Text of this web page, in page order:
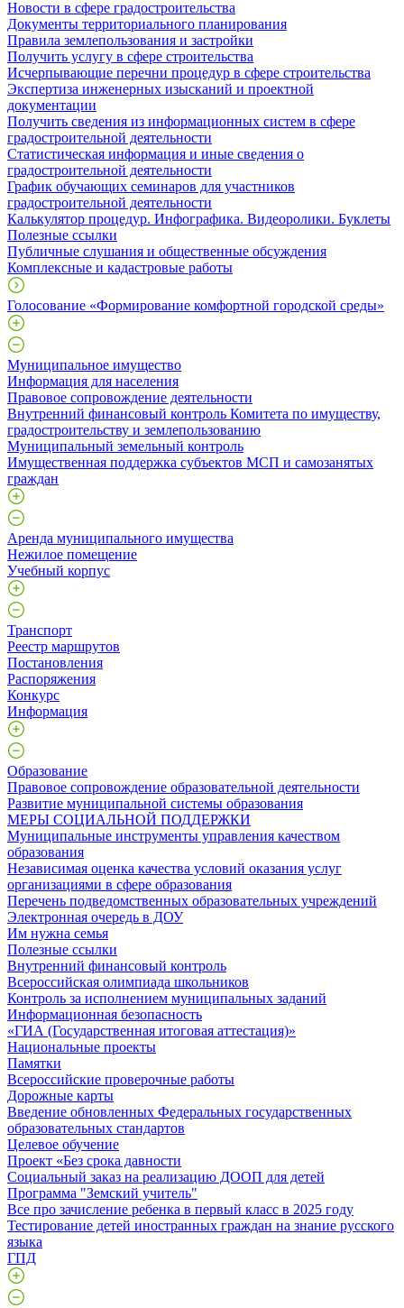
Новости в сфере градостроительства
Документы территориального планирования
Правила землепользования и застройки
Получить услугу в сфере строительства
Исчерпывающие перечни процедур в сфере строительства
Экспертиза инженерных изысканий и проектной
документации
Получить сведения из информационных систем в сфере
градостроительной деятельности
Статистическая информация и иные сведения о
градостроительной деятельности
График обучающих семинаров для участников
градостроительной деятельности
Калькулятор процедур. Инфографика. Видеоролики. Буклеты
Полезные ссылки
Публичные слушания и общественные обсуждения
Комплексные и кадастровые работы
Голосование «Формирование комфортной городской среды»
Муниципальное имущество
Информация для населения
Правовое сопровождение деятельности
Внутренний финансовый контроль Комитета по имуществу,
градостроительству и землепользованию
Муниципальный земельный контроль
Имущественная поддержка субъектов МСП и самозанятых
граждан
Аренда муниципального имущества
Нежилое помещение
Учебный корпус
Транспорт
Реестр маршрутов
Постановления
Распоряжения
Конкурс
Информация
Образование
Правовое сопровождение образовательной деятельности
Развитие муниципальной системы образования
МЕРЫ СОЦИАЛЬНОЙ ПОДДЕРЖКИ
Муниципальные инструменты управления качеством
образования
Независимая оценка качества условий оказания услуг
организациями в сфере образования
Перечень подведомственных образовательных учреждений
Электронная очередь в ДОУ
Им нужна семья
Полезные ссылки
Внутренний финансовый контроль
Всероссийская олимпиада школьников
Контроль за исполнением муниципальных заданий
Информационная безопасность
«ГИА (Государственная итоговая аттестация)»
Национальные проекты
Памятки
Всероссийские проверочные работы
Дорожные карты
Введение обновленных Федеральных государственных
образовательных стандартов
Целевое обучение
Проект «Без срока давности
Социальный заказ на реализацию ДООП для детей
Программа "Земский учитель"
Все про зачисление ребенка в первый класс в 2025 году
Тестирование детей иностранных граждан на знание русского
языка
ГПД